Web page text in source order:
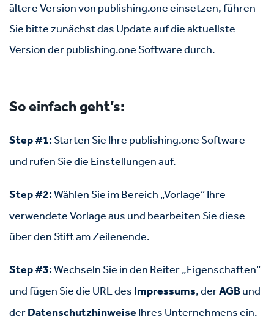
ältere Version von publishing.one einsetzen, führen
Sie bitte zunächst das Update auf die aktuellste
Version der publishing.one Software durch.
So einfach geht’s:
Step #1: Starten Sie Ihre publishing.one Software
und rufen Sie die Einstellungen auf.
Step #2:Wählen Sie im Bereich „Vorlage“ Ihre
verwendete Vorlage aus und bearbeiten Sie diese
über den Stift am Zeilenende.
Step #3:Wechseln Sie in den Reiter „Eigenschaften“
und fügen Sie die URL des Impressums, derAGBund
derDatenschutzhinweise Ihres Unternehmens ein.